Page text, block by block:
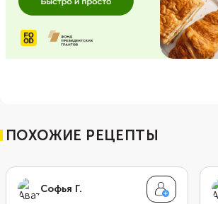
ПОХОЖИЕ РЕЦЕПТЫ
Софья Г.